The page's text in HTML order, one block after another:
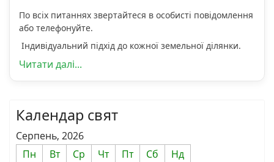
По всіх питаннях звертайтеся в особисті повідомлення
або телефонуйте.
Індивідуальний підхід до кожної земельної ділянки.
Читати далі...
Календар свят
Серпень, 2026
Пн
Вт Ср Чт Пт Сб
Нд